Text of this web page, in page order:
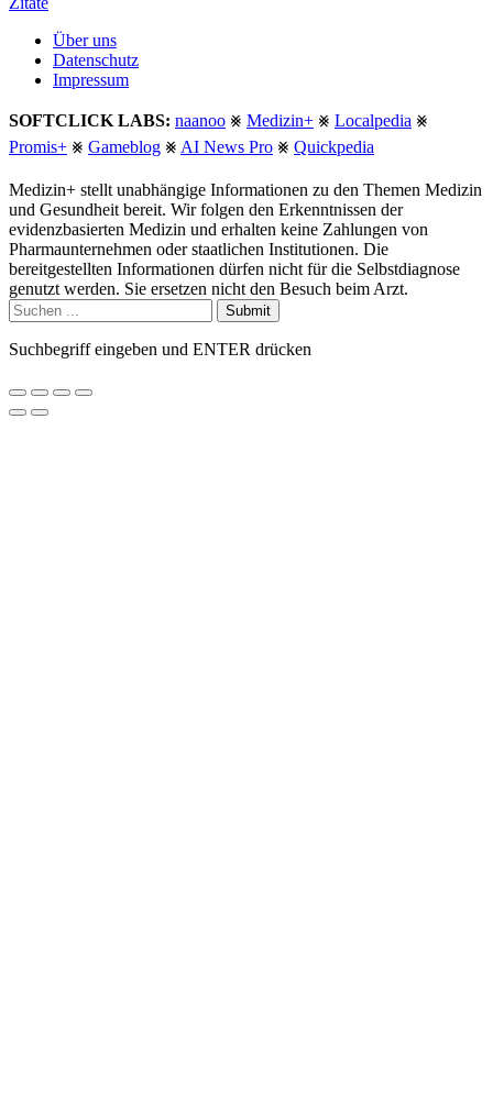
Über uns
Datenschutz
Impressum
SOFTCLICK LABS: naanoo ⨳ Medizin+ ⨳ Localpedia ⨳
Promis+ ⨳ Gameblog ⨳ AI News Pro ⨳ Quickpedia
Medizin+ stellt unabhängige Informationen zu den Themen Medizin
und Gesundheit bereit. Wir folgen den Erkenntnissen der
evidenzbasierten Medizin und erhalten keine Zahlungen von
Pharmaunternehmen oder staatlichen Institutionen. Die
bereitgestellten Informationen dürfen nicht für die Selbstdiagnose
genutzt werden. Sie ersetzen nicht den Besuch beim Arzt.
Submit
Suchbegriff eingeben und ENTER drücken